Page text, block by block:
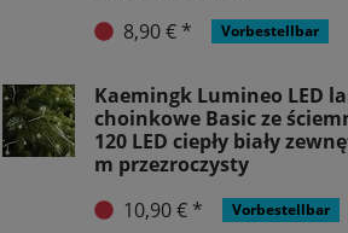
8,90 € *
Vorbestellbar
Kaemingk Lumineo LED
choinkowe Basic ze
120 LED ciepły biały
m przezroczysty
10,90 € *
Vorbestellbar